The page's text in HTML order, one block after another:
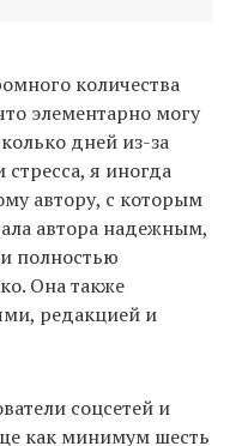
количества
элементарно могу
дней из-за
я иногда
автору, с которым
автора надежным,
полностью
Она также
редакцией и
соцсетей и
как минимум шесть